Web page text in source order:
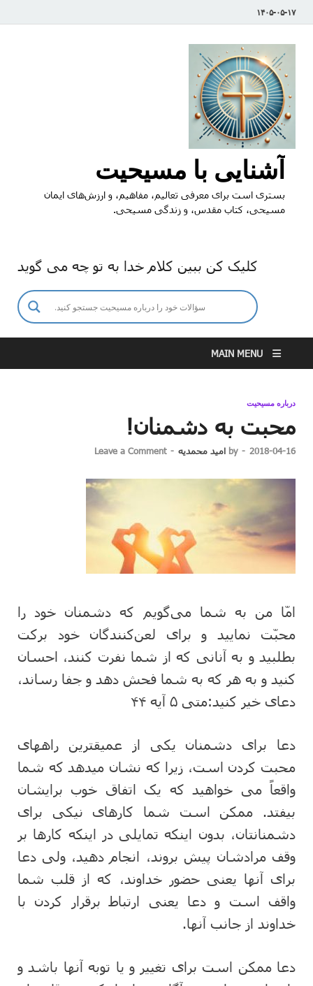
۱۴۰۵-۰۵-۱۷
آشنایی با مسیحیت
بستری است برای معرفی تعالیم، مفاهیم، و ارزش‌های ایمان
مسیحی، کتاب مقدس، و زندگی مسیحی.
کلیک کن ببین کلام خدا به تو چه می گوید
MAIN MENU
درباره مسیحیت
محبت به دشمنان!
2018-04-16
-
by امید محمدیه -
Leave a Comment
امّا من به شما می‌گویم که دشمنان خود را
محبّت نمایید و برای لعن‌کنندگان خود برکت
بطلبید و به آنانی که از شما نفرت کنند، احسان
کنید و به هر که به شما فحش دهد و جفا رساند،
دعای خیر کنید:متی ۵ آیه ۴۴
دعا برای دشمنان یکی از عمیقترین راههای
محبت کردن است، زیرا که نشان میدهد که شما
واقعاً می خواهید که یک اتفاق خوب برایشان
بیفتد. ممکن است شما کارهای نیکی برای
دشمنانتان، بدون اینکه تمایلی در اینکه کارها بر
وقف مرادشان پیش بروند، انجام دهید، ولی دعا
برای آنها یعنی حضور خداوند، که از قلب شما
واقف است و دعا یعنی ارتباط برقرار کردن با
خداوند از جانب آنها.
دعا ممکن است برای تغییر و یا توبه آنها باشد و